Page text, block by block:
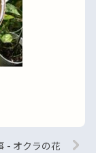
- オクラの花